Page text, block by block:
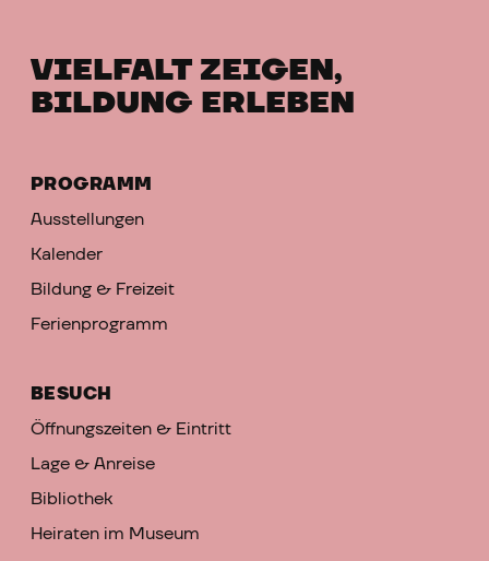
VIELFALT ZEIGEN,
BILDUNG ERLEBEN
PROGRAMM
Ausstellungen
Kalender
Bildung & Freizeit
Ferienprogramm
BESUCH
Öffnungszeiten & Eintritt
Lage & Anreise
Bibliothek
Heiraten im Museum